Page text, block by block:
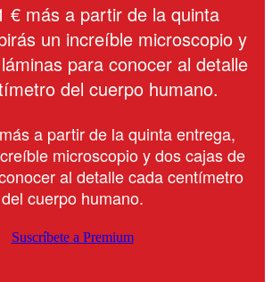
€ más a partir de la quinta
un increíble microscopio y
para conocer al detalle
del cuerpo humano.
a partir de la quinta entrega,
microscopio y dos cajas de
al detalle cada centímetro
del cuerpo humano.
Suscríbete a Premium